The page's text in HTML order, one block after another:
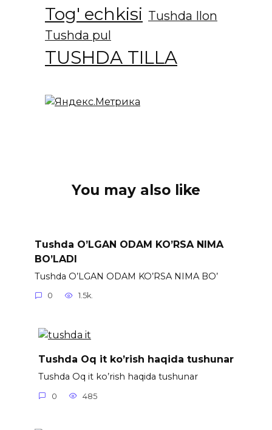
Tog' echkisi Tushda Ilon
Tushda pul
TUSHDA TILLA
You may also like
Tushda O’LGAN ODAM KO’RSA NIMA
BO’LADI
Tushda O’LGAN ODAM KO’RSA NIMA BO’
0 1.5k.
Tushda Oq it ko’rish haqida tushunar
Tushda Oq it ko’rish haqida tushunar
0 485